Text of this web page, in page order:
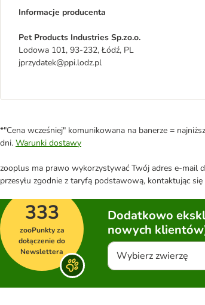
Informacje producenta
Pet Products Industries Sp.zo.o.
Lodowa 101, 93-232, Łódź, PL
jprzydatek@ppi.lodz.pl
*"Cena wcześniej" komunikowana na banerze =
dni. Warunki dostawy
zooplus ma prawo wykorzystywać Twój adres e-mail
przesyłu zgodnie z taryfą podstawową, kontaktując
333
zooPunkty za
dołączenie do
Newslettera
Dodatkowo
nowych
Wybierz zwierzę